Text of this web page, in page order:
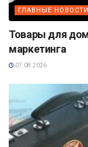
ГЛАВНЫЕ НОВОСТИ
Товары для
маркетинга
07.08.2026